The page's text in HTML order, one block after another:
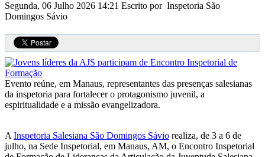
Segunda, 06 Julho 2026 14:21 Escrito por Inspetoria São
Domingos Sávio
Evento reúne, em Manaus, representantes das presenças salesianas
da inspetoria para fortalecer o protagonismo juvenil, a
espiritualidade e a missão evangelizadora.
A Inspetoria Salesiana São Domingos Sávio realiza, de 3 a 6 de
julho, na Sede Inspetorial, em Manaus, AM, o Encontro Inspetorial